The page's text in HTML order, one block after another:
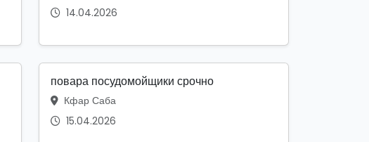
14.04.2026
повара посудомойщики срочно
Кфар Саба
15.04.2026